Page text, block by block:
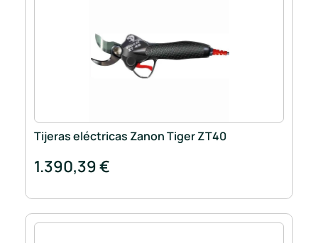
Tijeras eléctricas Zanon Tiger ZT40
1.390,39 €